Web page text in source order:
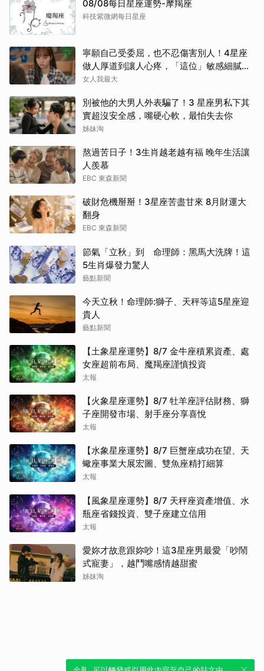
08/08每日星座運勢-摩羯座
科技紫微網每日星座
寧願自己受委屈，也不忍傷害別人！4星座
做人厚道到讓人心疼，「這位」敏感細膩搞
得自己不斷內耗
女人我最大
別被他的大男人外表騙了！3 星座男私下其
實超沒安全感，嘴硬心軟，最怕失去你
姊妹淘
熬過苦日子！3生肖越老越有福 晚年生活讓
人羨慕
EBC 東森新聞
破財危機掰掰！3星座苦盡甘來 8月財運大
翻身
EBC 東森新聞
節氣「立秋」到 命理師：黑馬大洗牌！這
5生肖爆發力驚人
藝點新聞
今天立秋！命理師:獅子、天秤等這5星座迎
貴人
藝點新聞
【土象星座運勢】8/7 金牛座積累資產、處
女座超前布局、魔羯座謹慎投資
太報
【火象星座運勢】8/7 牡羊座評估財務、獅
子座開發市場、射手座分享喜悅
太報
【水象星座運勢】8/7 巨蟹座成功在望、天
蠍座事業大展宏圖、雙魚座精打細算
太報
【風象星座運勢】8/7 天秤座資產增值、水
瓶座省錢投資、雙子座建立信用
太報
愛妳才故意跟妳吵！這3星座男最愛「吵鬧
式寵妻」，越鬥嘴感情越甜蜜
姊妹淘